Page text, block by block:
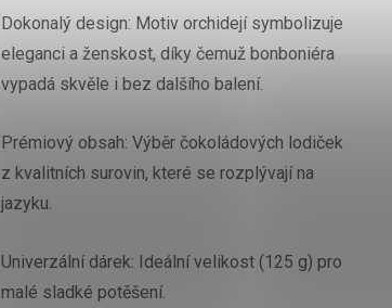
Dokonalý design: Motiv orchidejí symbolizuje
eleganci a ženskost, díky čemuž bonboniéra
vypadá skvěle i bez dalšího balení.
Prémiový obsah: Výběr čokoládových lodiček
z kvalitních surovin, které se rozplývají na
jazyku.
Univerzální dárek: Ideální velikost (125 g) pro
malé sladké potěšení.